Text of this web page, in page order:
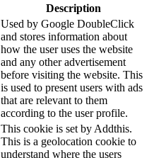
Description
Used by Google DoubleClick
and stores information about
how the user uses the website
and any other advertisement
before visiting the website. This
is used to present users with ads
that are relevant to them
according to the user profile.
This cookie is set by Addthis.
This is a geolocation cookie to
understand where the users